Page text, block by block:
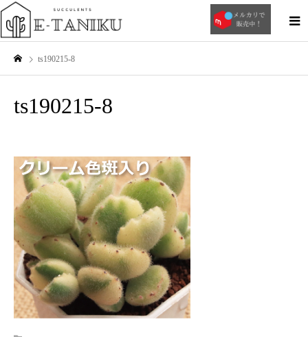
ts190215-8
ts190215-8